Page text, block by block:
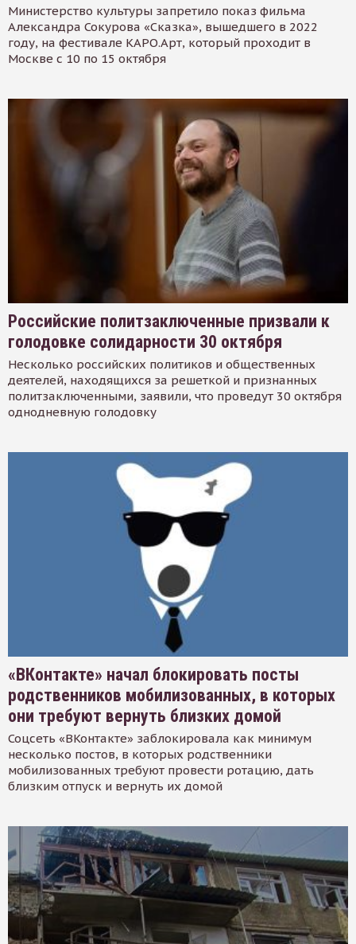
Министерство культуры запретило показ фильма
Александра Сокурова «Сказка», вышедшего в 2022
году, на фестивале КАРО.Арт, который проходит в
Москве с 10 по 15 октября
Российские политзаключенные призвали к
голодовке солидарности 30 октября
Несколько российских политиков и общественных
деятелей, находящихся за решеткой и признанных
политзаключенными, заявили, что проведут 30 октября
однодневную голодовку
«ВКонтакте» начал блокировать посты
родственников мобилизованных, в которых
они требуют вернуть близких домой
Соцсеть «ВКонтакте» заблокировала как минимум
несколько постов, в которых родственники
мобилизованных требуют провести ротацию, дать
близким отпуск и вернуть их домой